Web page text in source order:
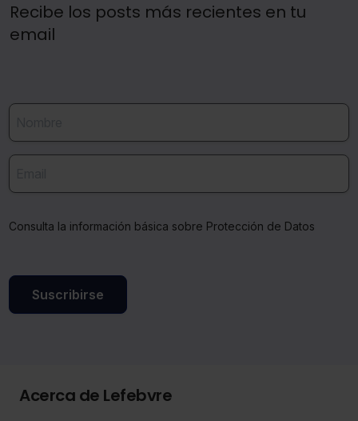
Recibe los posts más recientes en tu
email
Consulta la información básica sobre Protección de Datos
Suscribirse
Acerca de Lefebvre